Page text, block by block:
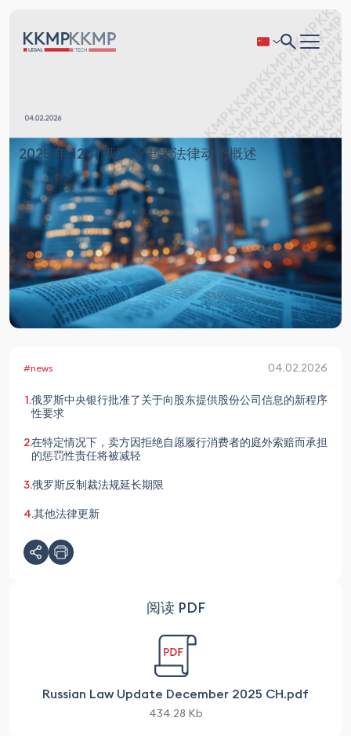
2025 年 12 月俄罗斯重要法律动态概述
#news 04.02.2026
俄罗斯中央银行批准了关于向股东提供股份公司信息的新程序
性要求
在特定情况下，卖方因拒绝自愿履行消费者的庭外索赔而承担
的惩罚性责任将被减轻
俄罗斯反制裁法规延长期限
其他法律更新
阅读 PDF
Russian Law Update December 2025 СH.pdf
434.28 Kb